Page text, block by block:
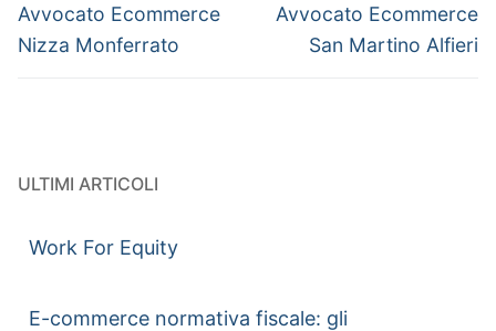
Avvocato Ecommerce
Nizza Monferrato
Avvocato Ecommerce
San Martino Alfieri
ULTIMI ARTICOLI
Work For Equity
E-commerce normativa fiscale: gli